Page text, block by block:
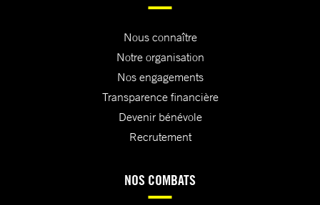
Nous connaître
Notre organisation
Nos engagements
Transparence financière
Devenir bénévole
Recrutement
NOS COMBATS